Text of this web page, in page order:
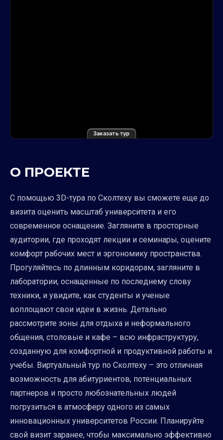
Заказать тур
О ПРОЕКТЕ
С помощью 3D-тура по Сколтеху вы сможете еще до
визита оценить масштаб университета и его
современное оснащение. Загляните в просторные
аудитории, где проходят лекции и семинары, оцените
комфорт рабочих мест и эргономику пространства.
Прогуляйтесь по длинным коридорам, загляните в
лаборатории, оснащенные по последнему слову
техники, и увидите, как студенты и ученые
воплощают свои идеи в жизнь. Детально
рассмотрите зоны для отдыха и неформального
общения, столовые и кафе – всю инфраструктуру,
созданную для комфортной и продуктивной работы и
учебы. Виртуальный тур по Сколтеху – это отличная
возможность для абитуриентов, потенциальных
партнеров и просто любознательных людей
погрузиться в атмосферу одного из самых
инновационных университетов России. Планируйте
свой визит заранее, чтобы максимально эффективно